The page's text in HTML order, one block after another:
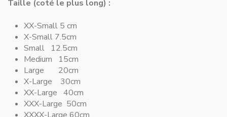
Taille (coté le plus long) :
XX-Small 5 cm
X-Small 7.5cm
Small 12.5cm
Medium 15cm
Large 20cm
X-Large 30cm
XX-Large 40cm
XXX-Large 50cm